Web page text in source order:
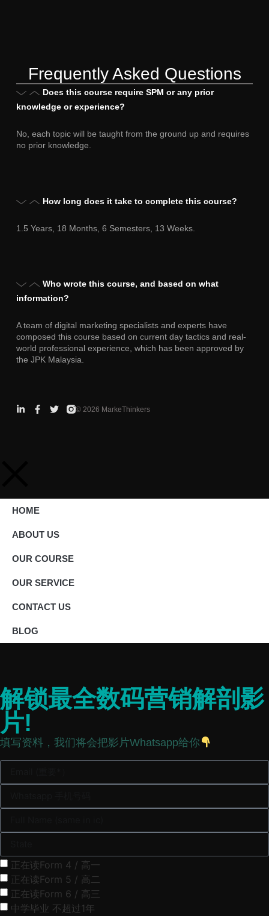
Frequently Asked Questions
Does this course require SPM or any prior
knowledge or experience?
No, each topic will be taught from the ground up and requires
no prior knowledge.
How long does it take to complete this course?
1.5 Years, 18 Months, 6 Semesters, 13 Weeks.
Who wrote this course, and based on what
information?
A team of digital marketing specialists and experts have
composed this course based on current day tactics and real-
world professional experience, which has been approved by
the JPK Malaysia.
© 2026 MarkeThinkers
HOME
ABOUT US
OUR COURSE
OUR SERVICE
CONTACT US
BLOG
解锁最全数码营销解剖影
片!
填写资料，我们将会把影片Whatsapp给你
正在读Form 4 / 高一
正在读Form 5 / 高二
正在读Form 6 / 高三
中学毕业 不超过1年